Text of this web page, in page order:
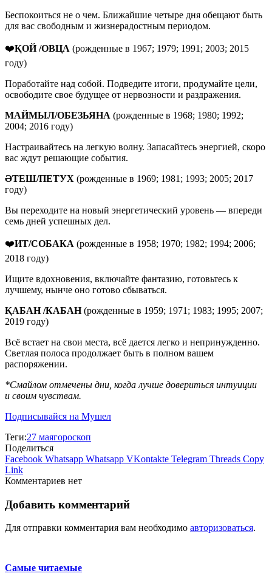
Беспокоиться не о чем. Ближайшие четыре дня обещают быть
для вас свободным и жизнерадостным периодом.
❤️ҚОЙ /ОВЦА (рожденные в 1967; 1979; 1991; 2003; 2015
году)
Поработайте над собой. Подведите итоги, продумайте цели,
освободите свое будущее от нервозности и раздражения.
МАЙМЫЛ/ОБЕЗЬЯНА (рожденные в 1968; 1980; 1992;
2004; 2016 году)
Настраивайтесь на легкую волну. Запасайтесь энергией, скоро
вас ждут решающие события.
ӘТЕШ/ПЕТУХ (рожденные в 1969; 1981; 1993; 2005; 2017
году)
Вы переходите на новый энергетический уровень — впереди
семь дней успешных дел.
❤️ИТ/СОБАКА (рожденные в 1958; 1970; 1982; 1994; 2006;
2018 году)
Ищите вдохновения, включайте фантазию, готовьтесь к
лучшему, нынче оно готово сбываться.
ҚАБАН /КАБАН(рожденные в 1959; 1971; 1983; 1995; 2007;
2019 году)
Всё встает на свои места, всё дается легко и непринужденно.
Светлая полоса продолжает быть в полном вашем
распоряжении.
*Смайлом отмечены дни, когда лучше довериться интуиции
и своим чувствам.
Подписывайся на Мушел
Теги:27 маягороскоп
Поделиться
Facebook Whatsapp Whatsapp VKontakte Telegram Threads Copy
Link
Комментариев нет
Добавить комментарий
Для отправки комментария вам необходимо авторизоваться.
Самые читаемые